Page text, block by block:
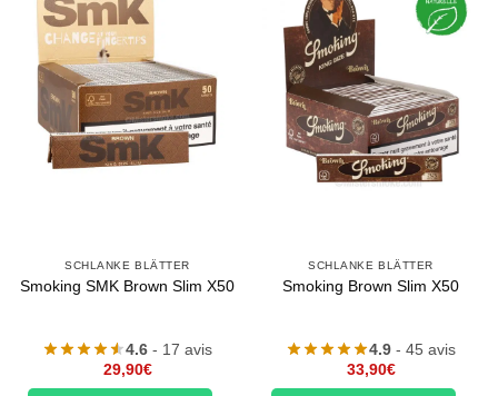
SCHLANKE BLÄTTER
Smoking SMK Brown Slim X50
4.6 - 17 avis
29,90€
SCHLANKE BLÄTTER
Smoking Brown Slim X50
4.9 - 45 avis
33,90€